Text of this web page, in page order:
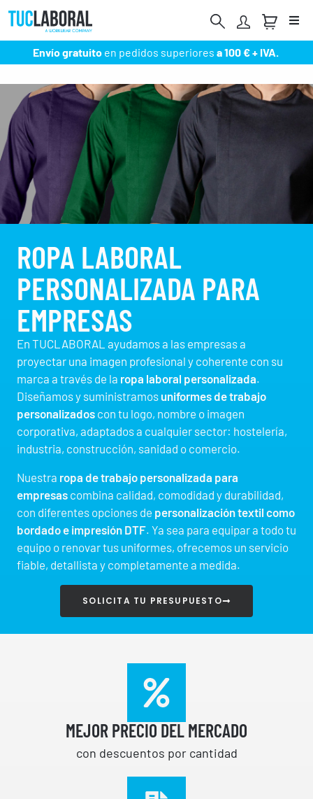
Envío gratuito en pedidos superiores a 100 € + IVA.
ROPA LABORAL
PERSONALIZADA PARA
EMPRESAS
En TUCLABORAL ayudamos a las empresas a
proyectar una imagen profesional y coherente con su
marca a través de la ropa laboral personalizada.
Diseñamos y suministramos uniformes de trabajo
personalizados con tu logo, nombre o imagen
corporativa, adaptados a cualquier sector: hostelería,
industria, construcción, sanidad o comercio.
Nuestra ropa de trabajo personalizada para
empresas combina calidad, comodidad y durabilidad,
con diferentes opciones de personalización textil como
bordado e impresión DTF. Ya sea para equipar a todo tu
equipo o renovar tus uniformes, ofrecemos un servicio
fiable, detallista y completamente a medida.
SOLICITA TU PRESUPUESTO
MEJOR PRECIO DEL MERCADO
con descuentos por cantidad